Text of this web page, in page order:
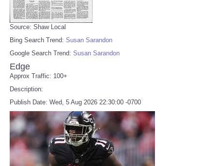
Source: Shaw Local
Bing Search Trend: Susan Sarandon
Google Search Trend: Susan Sarandon
Edge
Approx Traffic: 100+
Description:
Publish Date: Wed, 5 Aug 2026 22:30:00 -0700